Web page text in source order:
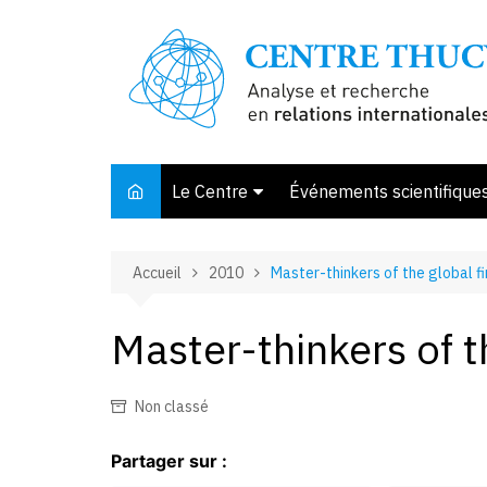
Le Centre
Membres et associés
Bibliothèque
Événements
Accueil 2010 Master-thinkers of the global
Master-thinkers of
Non classé
Partager sur :